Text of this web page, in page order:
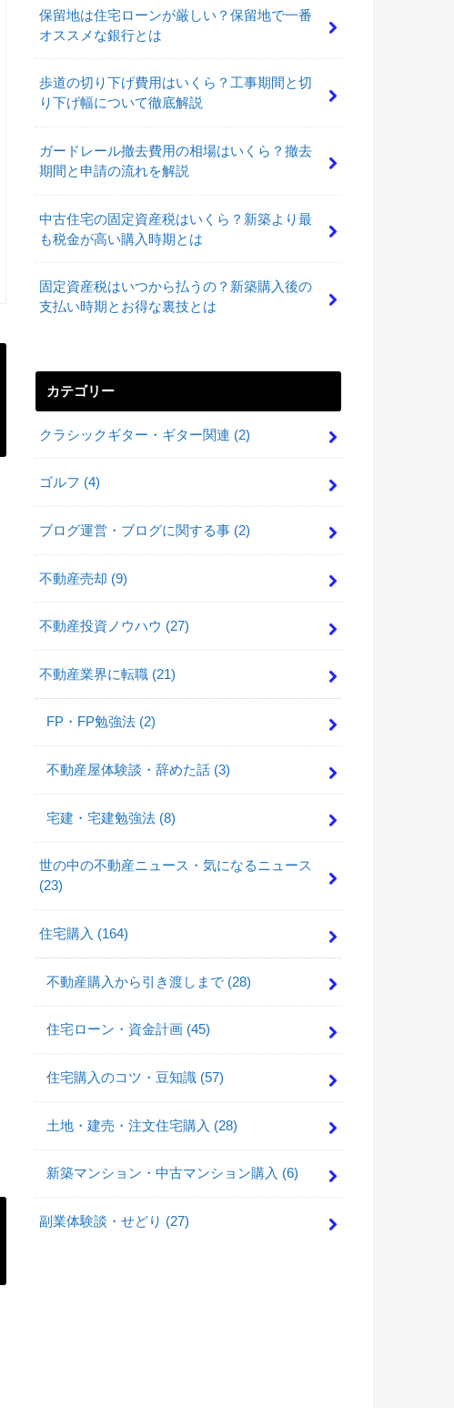
保留地は住宅ローンが厳しい？保留地で一番
オススメな銀行とは
歩道の切り下げ費用はいくら？工事期間と切
り下げ幅について徹底解説
ガードレール撤去費用の相場はいくら？撤去
期間と申請の流れを解説
中古住宅の固定資産税はいくら？新築より最
も税金が高い購入時期とは
固定資産税はいつから払うの？新築購入後の
支払い時期とお得な裏技とは
カテゴリー
クラシックギター・ギター関連 (2)
ゴルフ (4)
ブログ運営・ブログに関する事 (2)
不動産売却 (9)
不動産投資ノウハウ (27)
不動産業界に転職 (21)
FP・FP勉強法 (2)
不動産屋体験談・辞めた話 (3)
宅建・宅建勉強法 (8)
世の中の不動産ニュース・気になるニュース
(23)
住宅購入 (164)
不動産購入から引き渡しまで (28)
住宅ローン・資金計画 (45)
住宅購入のコツ・豆知識 (57)
土地・建売・注文住宅購入 (28)
新築マンション・中古マンション購入 (6)
副業体験談・せどり (27)